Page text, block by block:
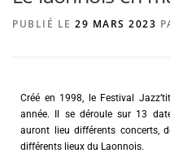
PUBLIÉ LE 29 MARS 2023
Créé en 1998, le Festival
année. Il se déroule sur 13
auront lieu différents concerts,
différents lieux du Laonnois.